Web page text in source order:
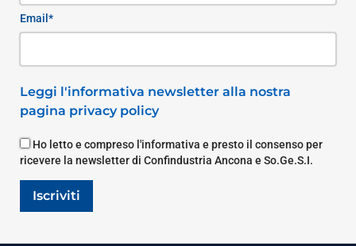
Email*
Leggi l'informativa newsletter alla nostra
pagina privacy policy
Ho letto e compreso l'informativa e presto il consenso per
ricevere la newsletter di Confindustria Ancona e So.Ge.S.I.
Iscriviti